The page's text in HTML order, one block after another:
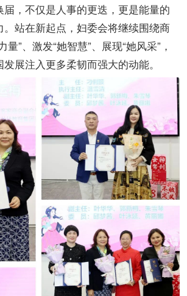
，不仅是人事的更迭，更是能量的
。站在新起点，妇委会将继续围绕商
”、激发“她智慧”、展现“她风采”，
展注入更多柔韧而强大的动能。